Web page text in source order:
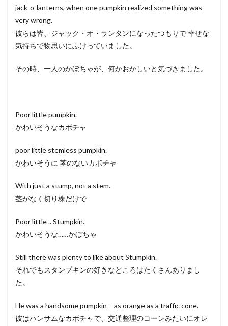
jack-o-lanterns, when one pumpkin realized something was
very wrong.
彼らは皆、ジャック・オ・ランタンになったつもりで 幸せな
気持ちで物思いにふけっていました。
その時、一人のかぼちゃが、何かおかしいと気づきました。
Poor little pumpkin.
かわいそうなカボチャ
poor little stemless pumpkin.
かわいそうに 茎のないカボチャ
With just a stump, not a stem.
茎がなく切り株だけで
Poor little .. Stumpkin.
かわいそうな……かぼちゃ
Still there was plenty to like about Stumpkin.
それでもスタンプキンの好きなところはたくさんありまし
た。
He was a handsome pumpkin – as orange as a traffic cone.
彼はハンサムなカボチャで、交通整理のコーンみたいにオレ